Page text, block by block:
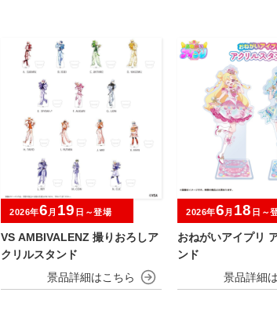
VS AMBIVALENZ 撮りおろしア
クリルスタンド
2026年6 月 19 日～登場
おねがいアイプリ
ンド
2026年6 月 18 日～